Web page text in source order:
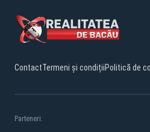
ContactTermeni și condițiiPolitică de
Parteneri: